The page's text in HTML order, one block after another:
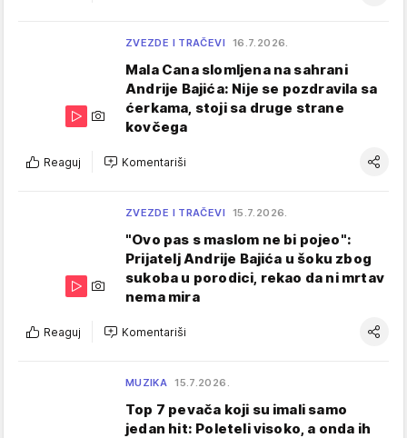
ZVEZDE I TRAČEVI 16.7.2026.
Mala Cana slomljena na sahrani
Andrije Bajića: Nije se pozdravila sa
ćerkama, stoji sa druge strane
kovčega
Reaguj Komentariši
ZVEZDE I TRAČEVI 15.7.2026.
"Ovo pas s maslom ne bi pojeo":
Prijatelj Andrije Bajića u šoku zbog
sukoba u porodici, rekao da ni mrtav
nema mira
Reaguj Komentariši
MUZIKA 15.7.2026.
Top 7 pevača koji su imali samo
jedan hit: Poleteli visoko, a onda ih